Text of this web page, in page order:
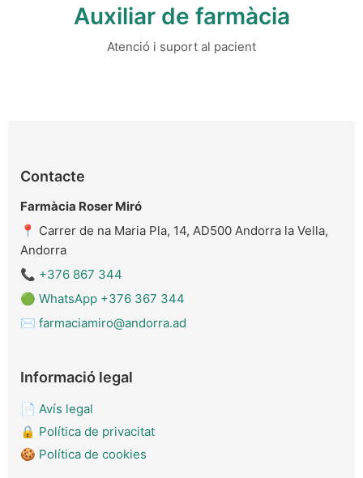
Auxiliar de farmàcia
Atenció i suport al pacient
Contacte
Farmàcia Roser Miró
📍 Carrer de na Maria Pla, 14, AD500 Andorra la Vella,
Andorra
📞 +376 867 344
🟢 WhatsApp +376 367 344
✉️ farmaciamiro@andorra.ad
Informació legal
📄 Avís legal
🔒 Política de privacitat
🍪 Política de cookies